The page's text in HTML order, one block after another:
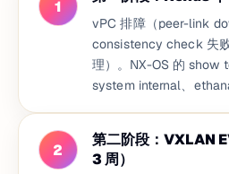
1
vPC 排障（peer-link
consistency check 失
理）。NX-OS 的 show
system internal、
2
第二阶段：VXLAN
3 周）